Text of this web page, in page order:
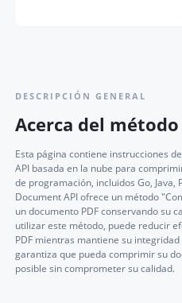
DESCRIPCIÓN GENERAL
Acerca del
Esta página contiene instrucciones
API basada en la nube para
de programación, incluidos Go, Java,
Document API ofrece un método
un documento PDF conservando su
utilizar este método, puede reducir
PDF mientras mantiene su
garantiza que pueda comprimir su
posible sin comprometer su calidad.